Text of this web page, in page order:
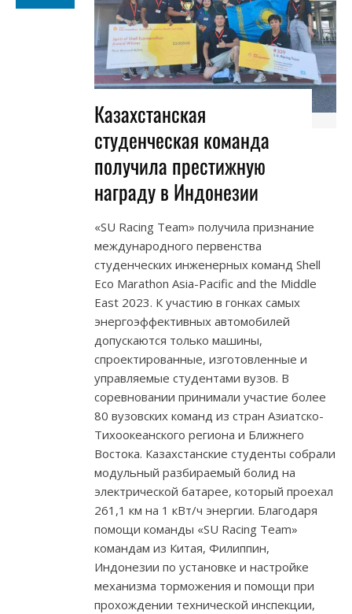
Казахстанская
студенческая команда
получила престижную
награду в Индонезии
«SU Racing Team» получила признание
международного первенства
студенческих инженерных команд Shell
Eco Marathon Asia-Pacific and the Middle
East 2023. К участию в гонках самых
энергоэффективных автомобилей
допускаются только машины,
спроектированные, изготовленные и
управляемые студентами вузов. В
соревновании принимали участие более
80 вузовских команд из стран Азиатско-
Тихоокеанского региона и Ближнего
Востока. Казахстанские студенты собрали
модульный разбираемый болид на
электрической батарее, который проехал
261,1 км на 1 кВт/ч энергии. Благодаря
помощи команды «SU Racing Team»
командам из Китая, Филиппин,
Индонезии по установке и настройке
механизма торможения и помощи при
прохождении технической инспекции,